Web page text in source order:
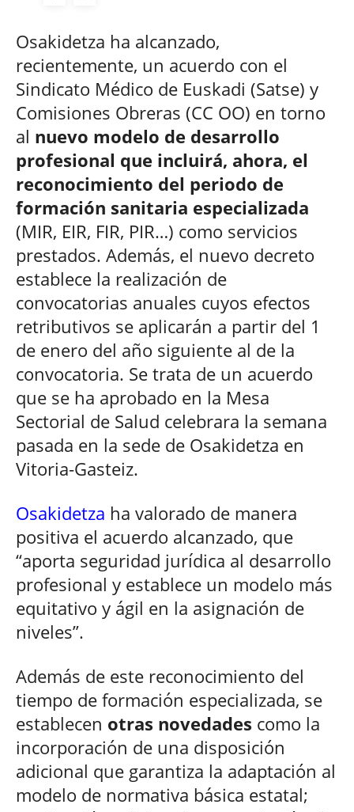
Osakidetza ha alcanzado,
recientemente, un acuerdo con el
Sindicato Médico de Euskadi (Satse) y
Comisiones Obreras (CC OO) en torno
al nuevo modelo de desarrollo
profesional que incluirá, ahora, el
reconocimiento del periodo de
formación sanitaria especializada
(MIR, EIR, FIR, PIR…) como servicios
prestados. Además, el nuevo decreto
establece la realización de
convocatorias anuales cuyos efectos
retributivos se aplicarán a partir del 1
de enero del año siguiente al de la
convocatoria. Se trata de un acuerdo
que se ha aprobado en la Mesa
Sectorial de Salud celebrara la semana
pasada en la sede de Osakidetza en
Vitoria-Gasteiz.
Osakidetza ha valorado de manera
positiva el acuerdo alcanzado, que
“aporta seguridad jurídica al desarrollo
profesional y establece un modelo más
equitativo y ágil en la asignación de
niveles”.
Además de este reconocimiento del
tiempo de formación especializada, se
establecen otras novedades como la
incorporación de una disposición
adicional que garantiza la adaptación al
modelo de normativa básica estatal;